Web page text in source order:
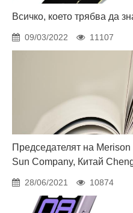
Всичко, което трябва да
09/03/2022 11107
Председателят на
Sun Company, Китай
28/06/2021 10874